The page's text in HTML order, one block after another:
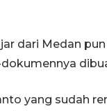
dari Medan
yang sudah